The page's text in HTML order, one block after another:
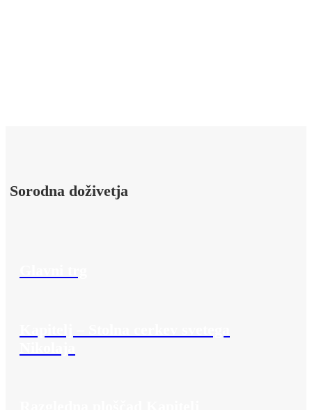
Sorodna doživetja